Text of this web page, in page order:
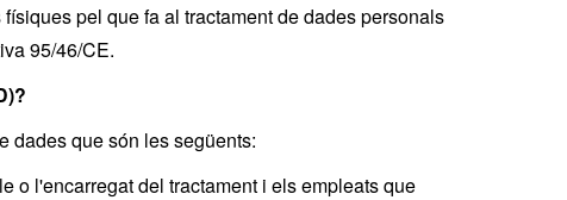
pel que fa al tractament de dades personals
95/46/CE.
dades que són les següents:
o l'encarregat del tractament i els empleats que